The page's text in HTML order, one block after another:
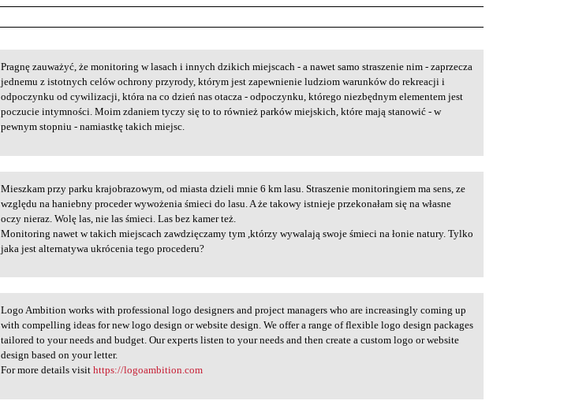
Pragnę zauważyć, że
Pragnę zauważyć, że monitoring w lasach i innych dzikich miejscach - a nawet samo straszenie nim - zaprzecza
jednemu z istotnych celów ochrony przyrody, którym jest zapewnienie ludziom warunków do rekreacji i
odpoczynku od cywilizacji, która na co dzień nas otacza - odpoczynku, którego niezbędnym elementem jest
poczucie intymności. Moim zdaniem tyczy się to to również parków miejskich, które mają stanowić - w
pewnym stopniu - namiastkę takich miejsc.
Mieszkam przy parku
Mieszkam przy parku krajobrazowym, od miasta dzieli mnie 6 km lasu. Straszenie monitoringiem ma sens, ze
względu na haniebny proceder wywożenia śmieci do lasu. A że takowy istnieje przekonałam się na własne
oczy nieraz. Wolę las, nie las śmieci. Las bez kamer też.
Monitoring nawet w takich miejscach zawdzięczamy tym ,którzy wywalają swoje śmieci na łonie natury. Tylko
jaka jest alternatywa ukrócenia tego procederu?
Logo Ambition works with
Logo Ambition works with professional logo designers and project managers who are increasingly coming up
with compelling ideas for new logo design or website design. We offer a range of flexible logo design packages
tailored to your needs and budget. Our experts listen to your needs and then create a custom logo or website
design based on your letter.
For more details visithttps://logoambition.com